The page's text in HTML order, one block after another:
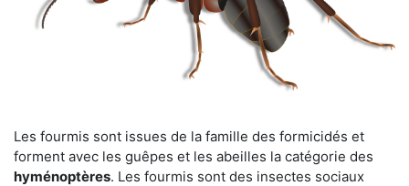
Les fourmis sont issues de la famille des formicidés et
forment avec les guêpes et les abeilles la catégorie des
hyménoptères. Les fourmis sont des insectes sociaux